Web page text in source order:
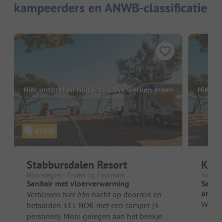
kampeerders en ANWB-classificatie
Hier ontbreken nog foto's. We werken eraan
Stabbursdalen Resort
Noorwegen - Troms og Finnmark
Sanitair met vloerverwarming
Verbleven hier één nacht op doorreis en
betaalden 315 NOK met een camper (3
personen). Mooi gelegen aan het beekje
Hier
We